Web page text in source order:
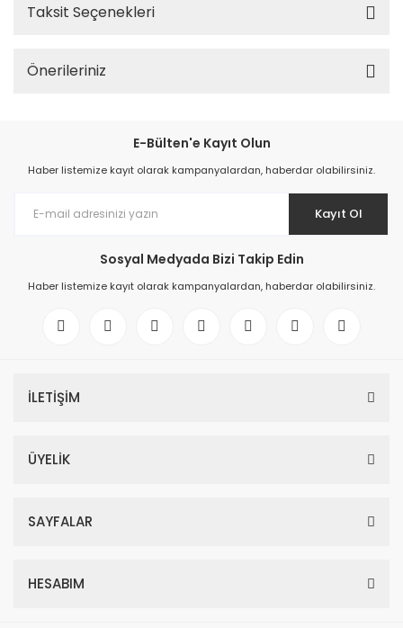
Taksit Seçenekleri
Önerileriniz
E-Bülten'e Kayıt Olun
Haber listemize kayıt olarak kampanyalardan, haberdar olabilirsiniz.
Kayıt Ol
Sosyal Medyada Bizi Takip Edin
Haber listemize kayıt olarak kampanyalardan, haberdar olabilirsiniz.
İLETİŞİM
ÜYELİK
SAYFALAR
HESABIM